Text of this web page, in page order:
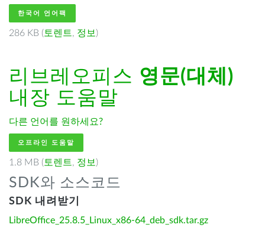
한국어 언어팩
286 KB ( 토렌트, 정보 )
리브레오피스 영문(대체)
내장 도움말
다른 언어를 원하세요?
오프라인 도움말
1.8 MB ( 토렌트, 정보 )
SDK와 소스코드
SDK 내려받기
LibreOffice_25.8.5_Linux_x86-64_deb_sdk.tar.gz